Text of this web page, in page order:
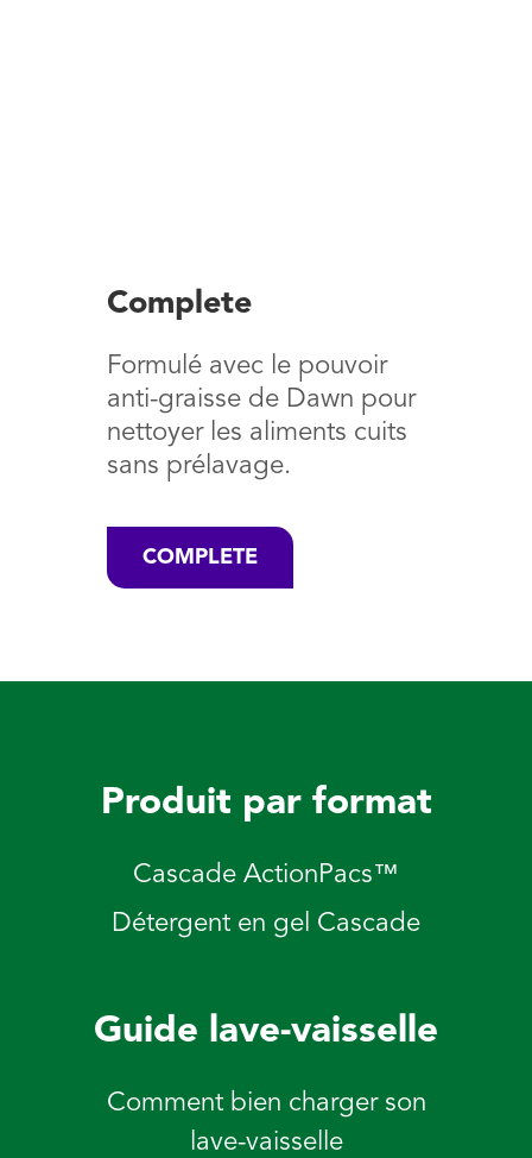
Complete
Formulé avec le pouvoir
anti-graisse de Dawn pour
nettoyer les aliments cuits
sans prélavage.
COMPLETE
Produit par format
Cascade ActionPacs™
Détergent en gel Cascade
Guide lave-vaisselle
Comment bien charger son
lave-vaisselle